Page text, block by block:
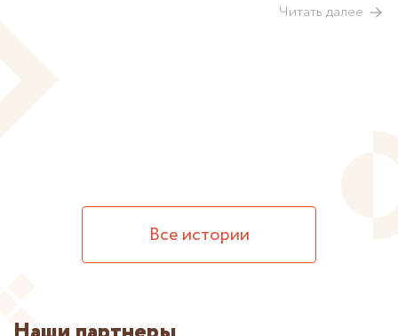
Читать далее
Все истории